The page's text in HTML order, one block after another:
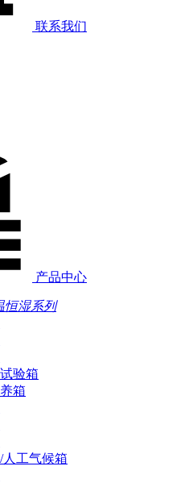
联系我们
产品中心
恒湿系列
验箱
箱
工气候箱